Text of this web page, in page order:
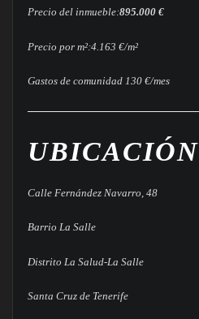
Precio del inmueble:895.000 €
Precio por m²:4.163 €/m²
Gastos de comunidad 130 €/mes
UBICACIÓN
Calle Fernández Navarro, 48
Barrio La Salle
Distrito La Salud-La Salle
Santa Cruz de Tenerife